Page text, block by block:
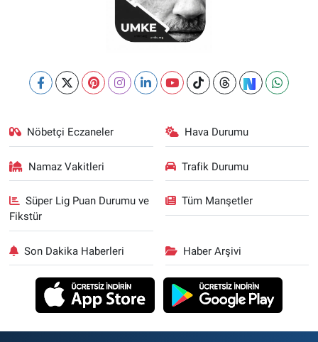
Nöbetçi Eczaneler Hava Durumu
Namaz Vakitleri Trafik Durumu
Süper Lig Puan Durumu ve
Fikstür
Tüm Manşetler
Son Dakika Haberleri Haber Arşivi